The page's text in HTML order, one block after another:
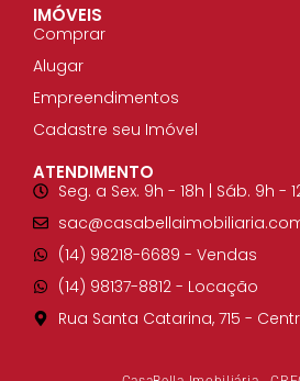
IMÓVEIS
Comprar
Alugar
Empreendimentos
Cadastre seu Imóvel
ATENDIMENTO
Seg. a Sex. 9h - 18h | Sáb. 9h -
(14) 98218-6689​ - Vendas
(14) 98137-8812​ - Locação
Rua Santa Catarina, 715 -